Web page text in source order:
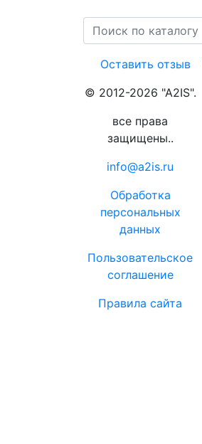
Оставить отзыв
© 2012-2026 "A2IS".
все права
защищены..
info@a2is.ru
Обработка
персональных
данных
Пользовательское
соглашение
Правила сайта